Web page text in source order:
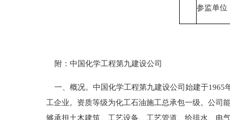
参监单位
附：中国化学工程第九建设公司
一、概况。中国化学工程第九建设公司始建于1965
工企业。资质等级为化工石油施工总承包一级。公司
够承担土木建筑、工艺设备、工艺管道、给排水、电